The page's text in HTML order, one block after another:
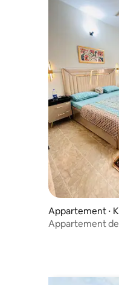
Appartement ⋅
Appartement de